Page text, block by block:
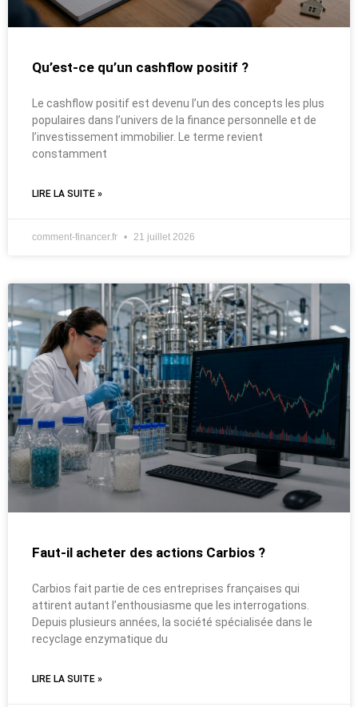
Qu’est-ce qu’un cashflow positif ?
Le cashflow positif est devenu l’un des concepts les plus
populaires dans l’univers de la finance personnelle et de
l’investissement immobilier. Le terme revient
constamment
LIRE LA SUITE »
comment-financer.fr 21 juillet 2026
Faut-il acheter des actions Carbios ?
Carbios fait partie de ces entreprises françaises qui
attirent autant l’enthousiasme que les interrogations.
Depuis plusieurs années, la société spécialisée dans le
recyclage enzymatique du
LIRE LA SUITE »